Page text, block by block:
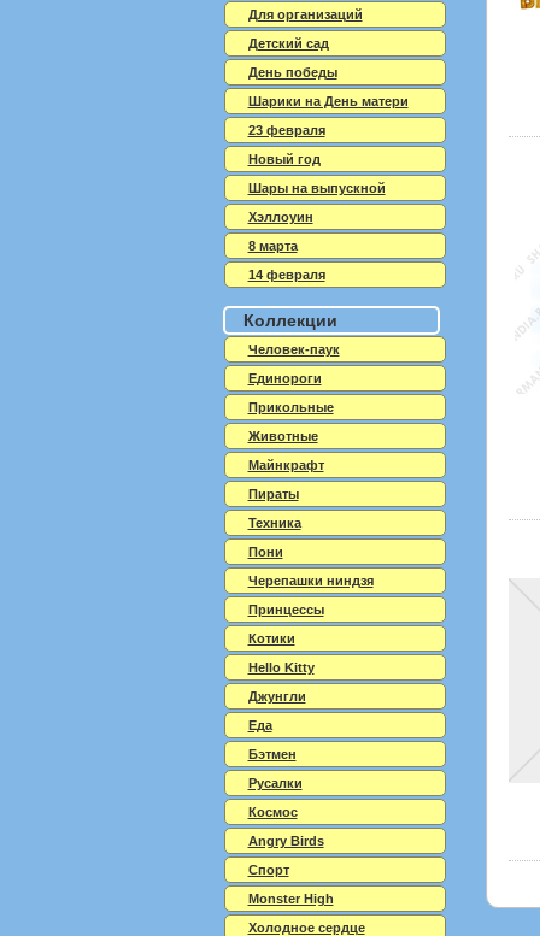
Для организаций
Детский сад
День победы
Шарики на День матери
23 февраля
Новый год
Шары на выпускной
Хэллоуин
8 марта
14 февраля
Коллекции
Человек-паук
Единороги
Прикольные
Животные
Майнкрафт
Пираты
Техника
Пони
Черепашки ниндзя
Принцессы
Котики
Hello Kitty
Джунгли
Еда
Бэтмен
Русалки
Космос
Angry Birds
Спорт
Monster High
Холодное сердце